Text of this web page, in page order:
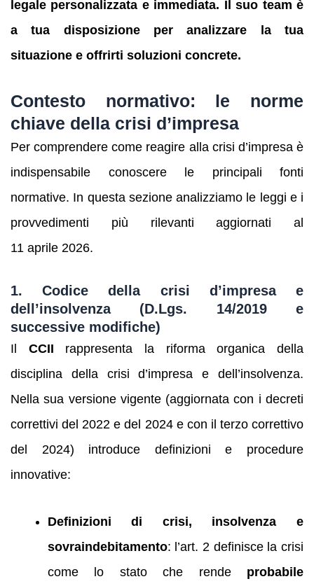
legale personalizzata e immediata. Il suo team è
a tua disposizione per analizzare la tua
situazione e offrirti soluzioni concrete.
Contesto normativo: le norme
chiave della crisi d’impresa
Per comprendere come reagire alla crisi d’impresa è
indispensabile conoscere le principali fonti
normative. In questa sezione analizziamo le leggi e i
provvedimenti più rilevanti aggiornati al
11 aprile 2026.
1. Codice della crisi d’impresa e
dell’insolvenza (D.Lgs. 14/2019 e
successive modifiche)
Il CCII rappresenta la riforma organica della
disciplina della crisi d’impresa e dell’insolvenza.
Nella sua versione vigente (aggiornata con i decreti
correttivi del 2022 e del 2024 e con il terzo correttivo
del 2024) introduce definizioni e procedure
innovative:
Definizioni di crisi, insolvenza e
sovraindebitamento: l’art. 2 definisce la crisi
come lo stato che rende probabile